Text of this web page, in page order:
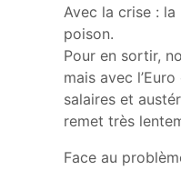
Avec la crise :
poison.
Pour en sortir,
mais avec
salaires et
remet très
Face au